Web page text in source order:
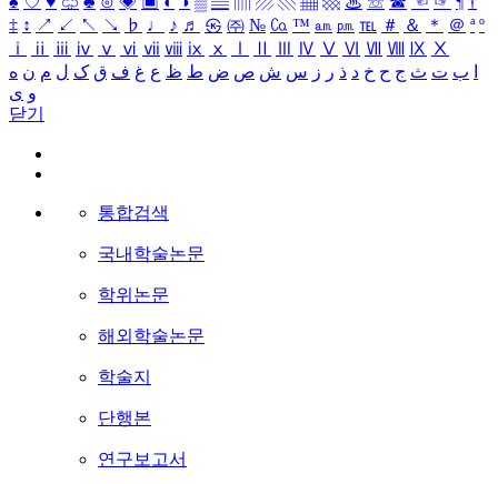
‡ ↕ ↗ ↙ ↖ ↘ ♭ ♩ ♪ ♬ ㉿ ㈜ № ㏇ ™ ㏂ ㏘ ℡ ＃ ＆ ＊ ＠ ª º
ⅰ
ⅱ ⅲ ⅳ ⅴ ⅵ ⅶ ⅷ ⅸ ⅹ Ⅳ Ⅴ Ⅵ Ⅶ Ⅷ Ⅸ Ⅹ
ب ت ث ج ح خ د ذ ر ز س ش ص ض ط ظ ع غ ف ق ک ل م ن ه
و ی
닫기
통합검색
국내학술논문
학위논문
해외학술논문
학술지
단행본
연구보고서